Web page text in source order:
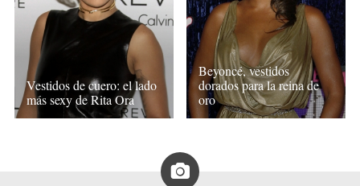
Vestidos de cuero: el lado
más sexy de Rita Ora
Beyoncé, vestidos
dorados para la reina de
oro